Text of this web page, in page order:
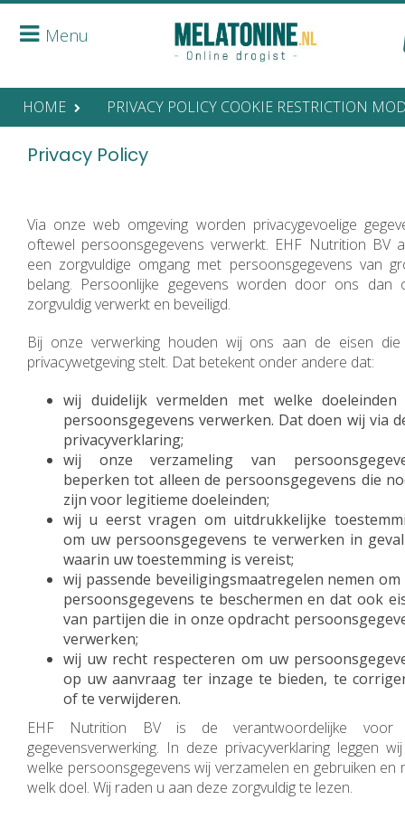
Menu
HOME PRIVACY POLICY COOKIE RESTRICTION
Privacy Policy
Via onze web omgeving worden privacygevoelige
oftewel persoonsgegevens verwerkt. EHF Nutrition BV
een zorgvuldige omgang met persoonsgegevens van
belang. Persoonlijke gegevens worden door ons dan
zorgvuldig verwerkt en beveiligd.
Bij onze verwerking houden wij ons aan de eisen
privacywetgeving stelt. Dat betekent onder andere dat:
wij duidelijk vermelden met welke doeleinden
persoonsgegevens verwerken. Dat doen wij via
privacyverklaring;
wij onze verzameling van
beperken tot alleen de persoonsgegevens die
zijn voor legitieme doeleinden;
wij u eerst vragen om uitdrukkelijke
om uw persoonsgegevens te verwerken in
waarin uw toestemming is vereist;
wij passende beveiligingsmaatregelen nemen om
persoonsgegevens te beschermen en dat ook
van partijen die in onze opdracht
verwerken;
wij uw recht respecteren om uw
op uw aanvraag ter inzage te bieden, te
of te verwijderen.
EHF Nutrition BV is de verantwoordelijke voor
gegevensverwerking. In deze privacyverklaring leggen
welke persoonsgegevens wij verzamelen en gebruiken en
welk doel. Wij raden u aan deze zorgvuldig te lezen.